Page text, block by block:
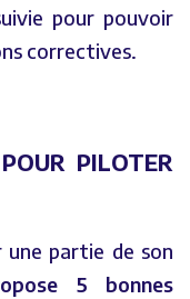
pour pouvoir
correctives.
PILOTER
une partie de son
5 bonnes